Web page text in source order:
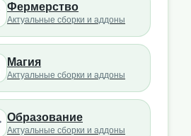
Фермерство
Актуальные сборки и аддоны
Магия
Актуальные сборки и аддоны
Образование
Актуальные сборки и аддоны